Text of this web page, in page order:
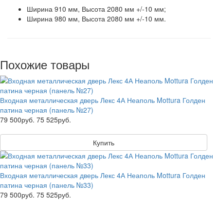
Ширина 910 мм, Высота 2080 мм +/-10 мм;
Ширина 980 мм, Высота 2080 мм +/-10 мм.
Похожие товары
Входная металлическая дверь Лекс 4А Неаполь Mottura Голден
патина черная (панель №27)
79 500руб. 75 525руб.
Купить
Входная металлическая дверь Лекс 4А Неаполь Mottura Голден
патина черная (панель №33)
79 500руб. 75 525руб.